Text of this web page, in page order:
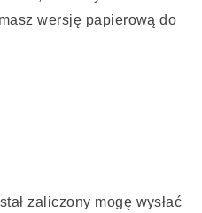
wersję papierową do
zaliczony mogę wysłać